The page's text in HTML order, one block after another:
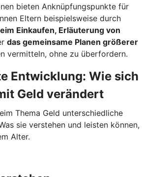
bieten Anknüpfungspunkte für
Eltern beispielsweise durch
Einkaufen, Erläuterung von
das gemeinsame Planen größerer
vermitteln, ohne zu überfordern.
Entwicklung: Wie sich
Geld verändert
Thema Geld unterschiedliche
sie verstehen und leisten können,
Alter.